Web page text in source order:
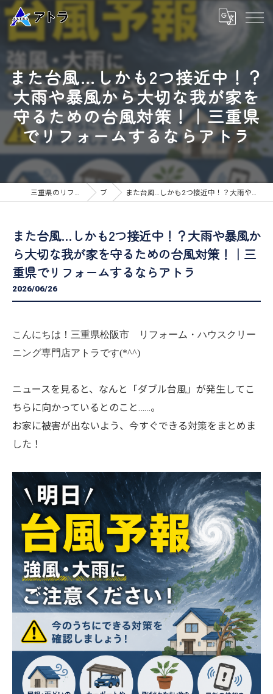
また台風…しかも2つ接近中！？
大雨や暴風から大切な我が家を
守るための台風対策！｜三重県
でリフォームするならアトラ
三重県のリフォームなら高品質な工事のアトラ ブログ また台風…しかも2つ接近中！？大雨や暴風から大切な我が家を守るための台風対策！｜三重県でリフォームするならアトラ
また台風…しかも2つ接近中！？大雨や暴風か
ら大切な我が家を守るための台風対策！｜三
重県でリフォームするならアトラ
2026/06/26
こんにちは！三重県松阪市 リフォーム・ハウスクリー
ニング専門店アトラです(*^^)
ニュースを見ると、なんと「ダブル台風」が発生してこ
ちらに向かっているとのこと……。
お家に被害が出ないよう、今すぐできる対策をまとめま
した！